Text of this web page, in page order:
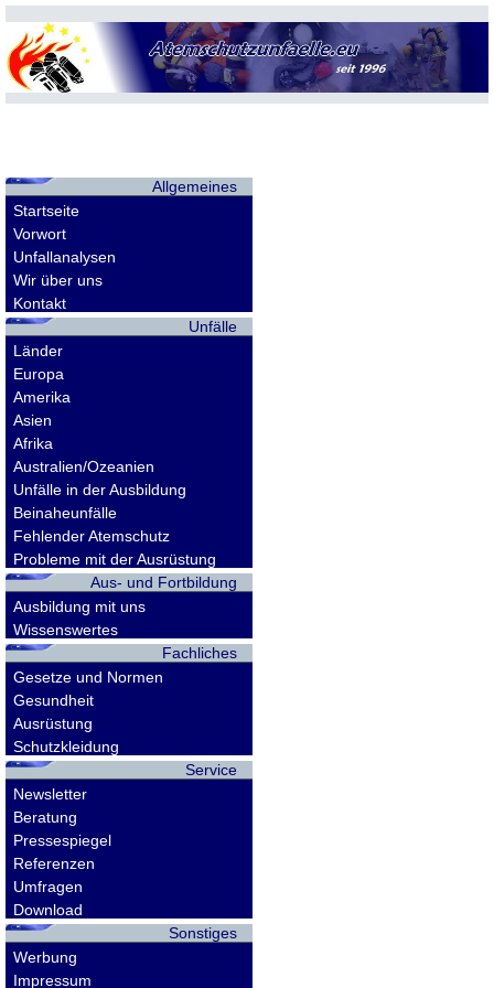
Allgemeines
Startseite
Vorwort
Unfallanalysen
Wir über uns
Kontakt
Unfälle
Länder
Europa
Amerika
Asien
Afrika
Australien/Ozeanien
Unfälle in der Ausbildung
Beinaheunfälle
Fehlender Atemschutz
Probleme mit der Ausrüstung
Aus- und Fortbildung
Ausbildung mit uns
Wissenswertes
Fachliches
Gesetze und Normen
Gesundheit
Ausrüstung
Schutzkleidung
Service
Newsletter
Beratung
Pressespiegel
Referenzen
Umfragen
Download
Sonstiges
Werbung
Impressum